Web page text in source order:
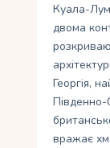
Куала-
двома
Георгія,
Південно-
вражає